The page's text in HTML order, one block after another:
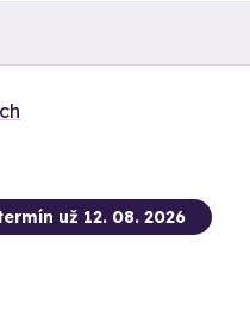
už 12. 08. 2026